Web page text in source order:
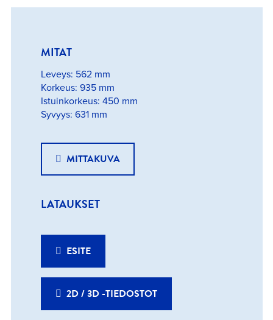
MITAT
Leveys: 562 mm
Korkeus: 935 mm
Istuinkorkeus: 450 mm
Syvyys: 631 mm
MITTAKUVA
LATAUKSET
ESITE
2D / 3D -TIEDOSTOT